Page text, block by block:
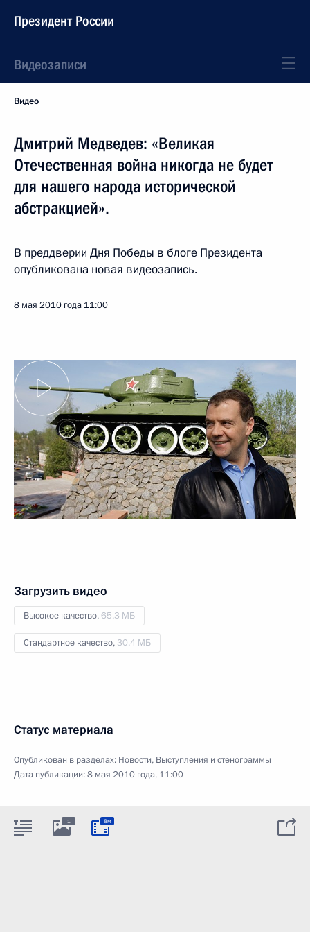
Президент России
Видеозаписи
Видео
Дмитрий Медведев: «Великая
Отечественная война никогда не будет
для нашего народа исторической
абстракцией».
В преддверии Дня Победы в блоге Президента
опубликована новая видеозапись.
8 мая 2010 года 11:00
Загрузить видео
Высокое качество,65.3 МБ
Стандартное качество, 30.4 МБ
Статус материала
Опубликован в разделах: Новости, Выступления и стенограммы
Дата публикации:8 мая 2010 года, 11:00
1 8м